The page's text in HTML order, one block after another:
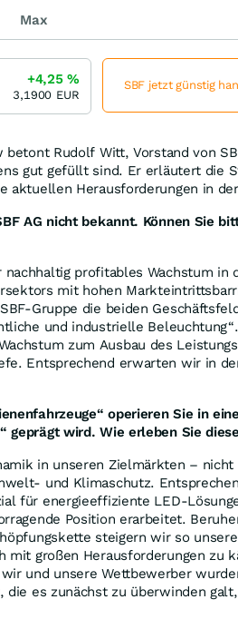
Rudolf Witt, Vorstand von
gut gefüllt sind. Er erläutert die
aktuellen Herausforderungen in
AG nicht bekannt. Können Sie
profitables Wachstum in
mit hohen
Gruppe die beiden
und industrielle
zum Ausbau des
Entsprechend erwarten wir in
operieren Sie in
geprägt wird. Wie erleben Sie
in unseren Zielmärkten –
und Klimaschutz.
für energieeffiziente LED-
Position erarbeitet.
steigern wir so
mit großen Herausforderungen zu
und unsere Wettbewerber
es zunächst zu überwinden
Max
+4,25%
3,1900 EUR
SBF jetzt günstig